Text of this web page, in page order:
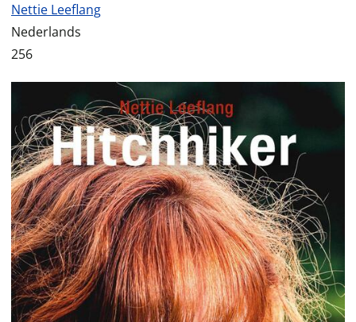
Nettie Leeflang
Nederlands
256